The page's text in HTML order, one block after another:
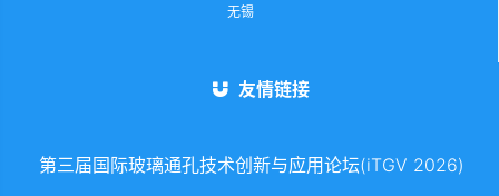
无锡
友情链接
第三届国际玻璃通孔技术创新与应用论坛(iTGV 2026)